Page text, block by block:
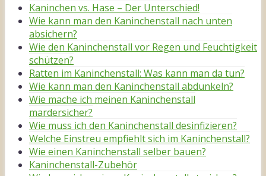
Kaninchen vs. Hase – Der Unterschied!
Wie kann man den Kaninchenstall nach unten
absichern?
Wie den Kaninchenstall vor Regen und Feuchtigkeit
schützen?
Ratten im Kaninchenstall: Was kann man da tun?
Wie kann man den Kaninchenstall abdunkeln?
Wie mache ich meinen Kaninchenstall
mardersicher?
Wie muss ich den Kaninchenstall desinfizieren?
Welche Einstreu empfiehlt sich im Kaninchenstall?
Wie einen Kaninchenstall selber bauen?
Kaninchenstall-Zubehör